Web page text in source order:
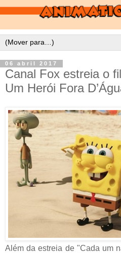
06 abril 2017
Canal Fox estreia o
Um Herói Fora
Além da estreia de "Cada um